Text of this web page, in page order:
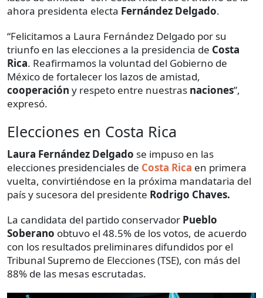
ahora presidenta electa Fernández Delgado.
“Felicitamos a Laura Fernández Delgado por su
triunfo en las elecciones a la presidencia de Costa
Rica. Reafirmamos la voluntad del Gobierno de
México de fortalecer los lazos de amistad,
cooperación y respeto entre nuestras naciones”,
expresó.
Elecciones en Costa Rica
Laura Fernández Delgado se impuso en las
elecciones presidenciales de Costa Rica en primera
vuelta, convirtiéndose en la próxima mandataria del
país y sucesora del presidente Rodrigo Chaves.
La candidata del partido conservador Pueblo
Soberano obtuvo el 48.5% de los votos, de acuerdo
con los resultados preliminares difundidos por el
Tribunal Supremo de Elecciones (TSE), con más del
88% de las mesas escrutadas.